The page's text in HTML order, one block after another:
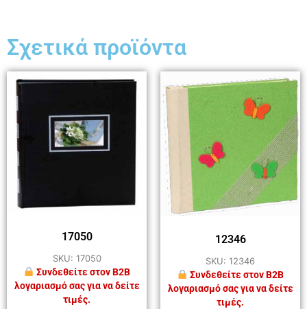
Σχετικά προϊόντα
17050
SKU: 17050
Συνδεθείτε στον B2B
λογαριασμό σας για να δείτε
τιμές.
12346
SKU: 12346
Συνδεθείτε στον B2B
λογαριασμό σας για να δείτε
τιμές.